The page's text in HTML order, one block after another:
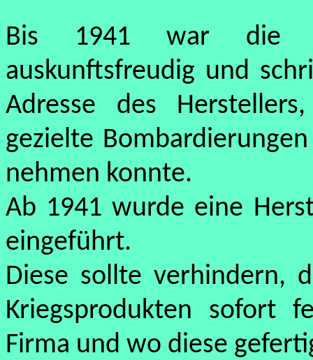
Bis 1941 war die
auskunftsfreudig und
Adresse des
gezielte
nehmen konnte.
Ab 1941 wurde eine
eingeführt.
Diese sollte verhindern,
Kriegsprodukten sofort
Firma und wo diese